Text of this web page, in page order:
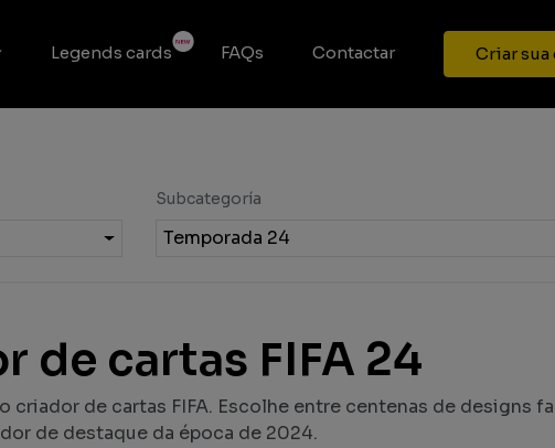
Legends cards FAQs Contactar Criar sua
Subcategoría
Temporada 24
de cartas FIFA 24
criador de cartas FIFA. Escolhe entre centenas de designs
de destaque da época de 2024.